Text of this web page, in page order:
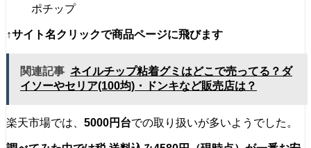
ポチップ
↑サイト名クリックで商品ページに飛びます
関連記事 ネイルチップ粘着グミはどこで売ってる？ダ
イソーやセリア(100均)・ドンキなど販売店は？
楽天市場では、 5000円台での取り扱いが多いようでした。